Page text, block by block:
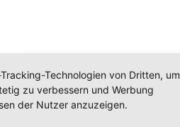
Technologien von Dritten, um
zu verbessern und Werbung
der Nutzer anzuzeigen.